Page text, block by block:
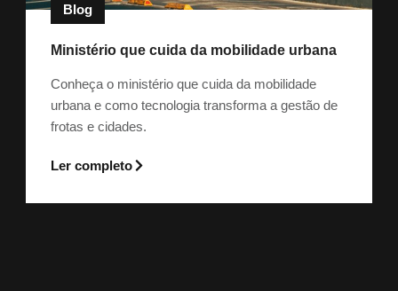
Blog
Ministério que cuida da mobilidade urbana
Conheça o ministério que cuida da mobilidade
urbana e como tecnologia transforma a gestão de
frotas e cidades.
Ler completo